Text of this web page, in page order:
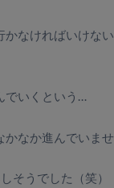
かなければいけな
でいくという…
なか進んでいませ
そうでした（笑）